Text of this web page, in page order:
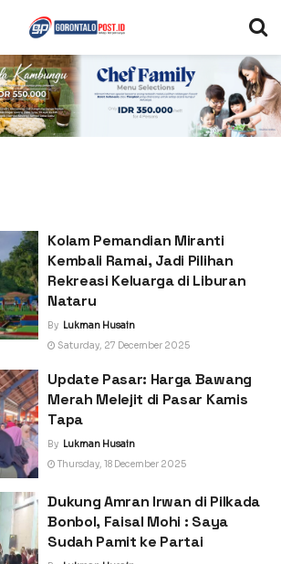
Kolam Pemandian Miranti
Kembali Ramai, Jadi Pilihan
Rekreasi Keluarga di Liburan
Nataru
By Lukman Husain
Saturday, 27 December 2025
Update Pasar: Harga Bawang
Merah Melejit di Pasar Kamis
Tapa
By Lukman Husain
Thursday, 18 December 2025
Dukung Amran Irwan di Pilkada
Bonbol, Faisal Mohi : Saya
Sudah Pamit ke Partai